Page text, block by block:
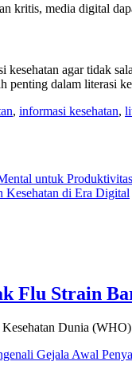
kritis, media digital
kesehatan agar tidak
penting dalam literasi
, informasi kesehatan,
untuk
Kesehatan di Era Digital
Flu Strain
Dunia